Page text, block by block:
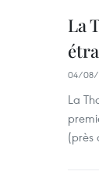
La
04/08/
La
(près